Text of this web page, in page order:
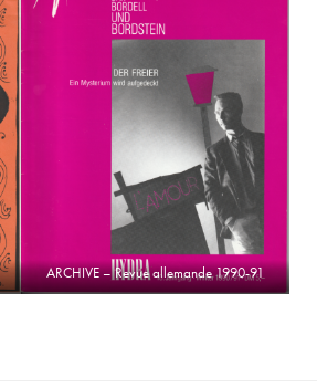
ARCHIVE – Revue allemande 1990-91